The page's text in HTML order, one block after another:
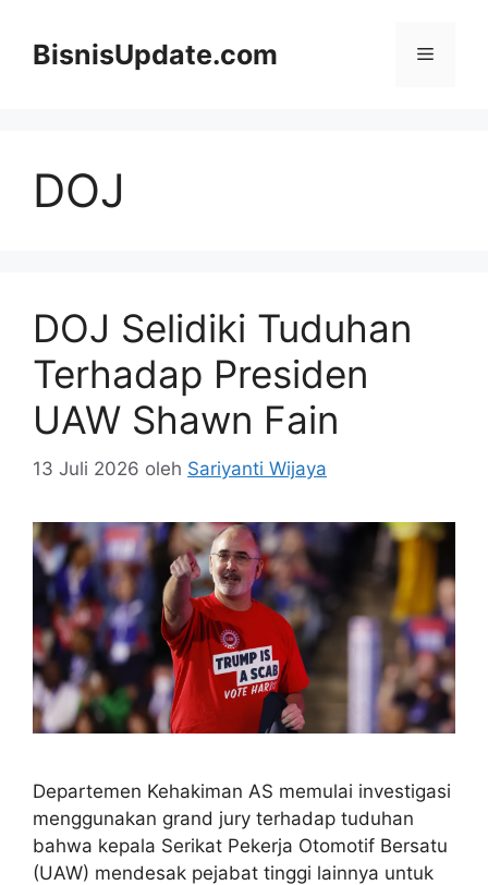
BisnisUpdate.com Menu
DOJ
DOJ Selidiki Tuduhan
Terhadap Presiden
UAW Shawn Fain
13 Juli 2026 oleh Sariyanti Wijaya
Departemen Kehakiman AS memulai investigasi
menggunakan grand jury terhadap tuduhan
bahwa kepala Serikat Pekerja Otomotif Bersatu
(UAW) mendesak pejabat tinggi lainnya untuk